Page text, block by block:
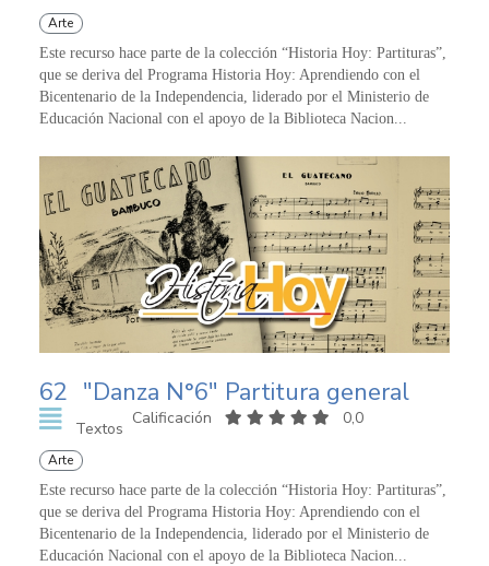
Arte
Este recurso hace parte de la colección “Historia Hoy: Partituras”,
que se deriva del Programa Historia Hoy: Aprendiendo con el
Bicentenario de la Independencia, liderado por el Ministerio de
Educación Nacional con el apoyo de la Biblioteca Nacion...
62 "Danza N°6" Partitura general
Textos
Calificación 0,0
Arte
Este recurso hace parte de la colección “Historia Hoy: Partituras”,
que se deriva del Programa Historia Hoy: Aprendiendo con el
Bicentenario de la Independencia, liderado por el Ministerio de
Educación Nacional con el apoyo de la Biblioteca Nacion...